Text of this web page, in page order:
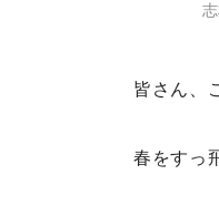
皆さん、
春をすっ